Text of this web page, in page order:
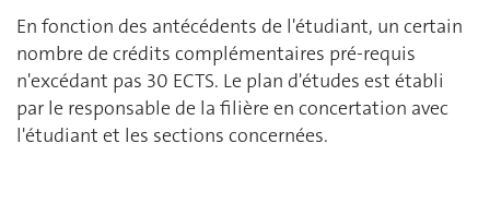
En fonction des antécédents de l'étudiant, un certain
nombre de crédits complémentaires pré-requis
n'excédant pas 30 ECTS. Le plan d'études est établi
par le responsable de la filière en concertation avec
l'étudiant et les sections concernées.